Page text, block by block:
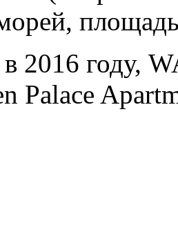
2016 году,
Palace